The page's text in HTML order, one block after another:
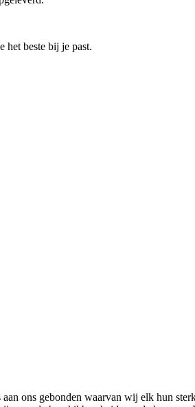
het beste bij je past.
aan ons gebonden waarvan wij elk hun